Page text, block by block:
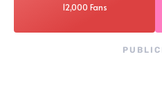
12,000 Fans